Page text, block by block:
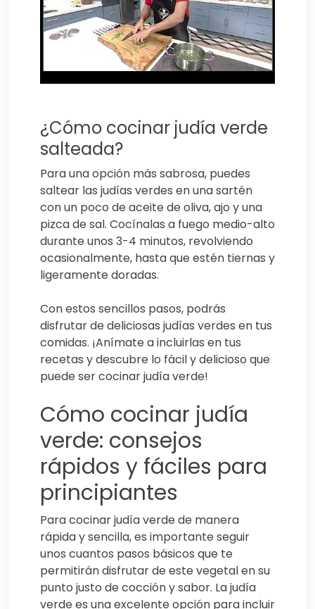
¿Cómo cocinar judía verde
salteada?
Para una opción más sabrosa, puedes
saltear las judías verdes en una sartén
con un poco de aceite de oliva, ajo y una
pizca de sal. Cocínalas a fuego medio-alto
durante unos 3-4 minutos, revolviendo
ocasionalmente, hasta que estén tiernas y
ligeramente doradas.
Con estos sencillos pasos, podrás
disfrutar de deliciosas judías verdes en tus
comidas. ¡Anímate a incluirlas en tus
recetas y descubre lo fácil y delicioso que
puede ser cocinar judía verde!
Cómo cocinar judía
verde: consejos
rápidos y fáciles para
principiantes
Para cocinar judía verde de manera
rápida y sencilla, es importante seguir
unos cuantos pasos básicos que te
permitirán disfrutar de este vegetal en su
punto justo de cocción y sabor. La judía
verde es una excelente opción para incluir